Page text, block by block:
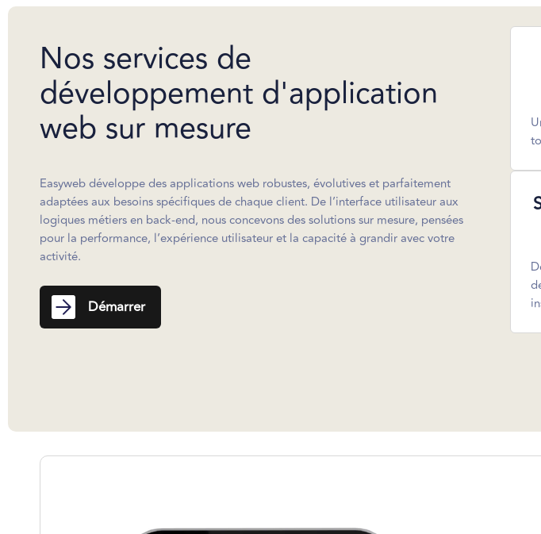
Nos services de
développement d'application
web sur mesure
Easyweb développe des applications web robustes, évolutives et parfaitement
adaptées aux besoins spécifiques de chaque client. De l’interface utilisateur aux
logiques métiers en back-end, nous concevons des solutions sur mesure, pensées
pour la performance, l’expérience utilisateur et la capacité à grandir avec votre
activité.
Démarrer